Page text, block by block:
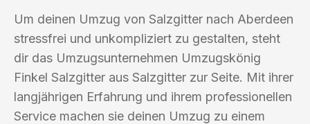
Um deinen Umzug von Salzgitter nach Aberdeen
stressfrei und unkompliziert zu gestalten, steht
dir das Umzugsunternehmen Umzugskönig
Finkel Salzgitter aus Salzgitter zur Seite. Mit ihrer
langjährigen Erfahrung und ihrem professionellen
Service machen sie deinen Umzug zu einem